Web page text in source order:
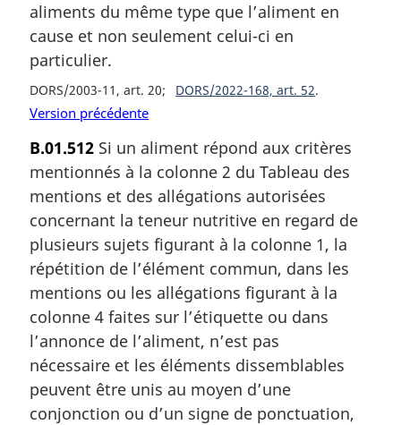
aliments du même type que l’aliment en
cause et non seulement celui-ci en
particulier.
DORS/2003-11, art. 20 DORS/2022-168, art. 52
Version précédente
B.01.512 Si un aliment répond aux critères
mentionnés à la colonne 2 du Tableau des
mentions et des allégations autorisées
concernant la teneur nutritive en regard de
plusieurs sujets figurant à la colonne 1, la
répétition de l’élément commun, dans les
mentions ou les allégations figurant à la
colonne 4 faites sur l’étiquette ou dans
l’annonce de l’aliment, n’est pas
nécessaire et les éléments dissemblables
peuvent être unis au moyen d’une
conjonction ou d’un signe de ponctuation,